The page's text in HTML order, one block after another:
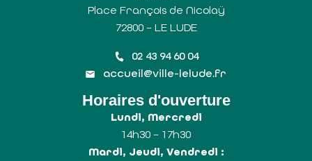
Place François de Nicolaÿ
72800 – LE LUDE
02 43 94 60 04
accueil@ville-lelude.fr
Horaires d'ouverture
Lundi, Mercredi
14h30 – 17h30
Mardi, Jeudi, Vendredi :